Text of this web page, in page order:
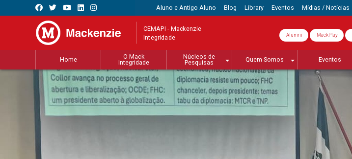
Aluno e Antigo Aluno Blog Library Eventos Mídias / Notícias
CEMAPI - Mackenzie
Integridade Alumni MackPlay
Home
O Mack
Integridade
Núcleos de
Pesquisas
Quem Somos Eventos